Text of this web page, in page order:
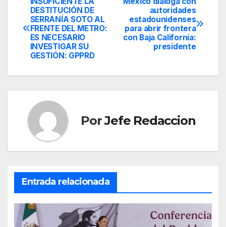
Navegación
de
entradas
autoridades
estadounidenses
para abrir frontera
con Baja California:
presidente
DESTITUCIÓN DE
SERRANÍA SOTO AL
FRENTE DEL METRO:
ES NECESARIO
INVESTIGAR SU
GESTIÓN: GPPRD
PorJefe Redaccion
Entrada relacionada